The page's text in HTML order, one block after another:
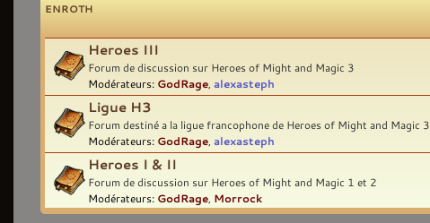
ENROTH
Heroes III
Forum de discussion sur Heroes of Might and Magic 3
Modérateurs: GodRage alexasteph
Ligue H3
Forum destiné a la ligue francophone de Heroes of Might and Magic 3
Modérateurs: GodRage alexasteph
Heroes I & II
Forum de discussion sur Heroes of Might and Magic 1 et 2
Modérateurs: GodRage Morrock